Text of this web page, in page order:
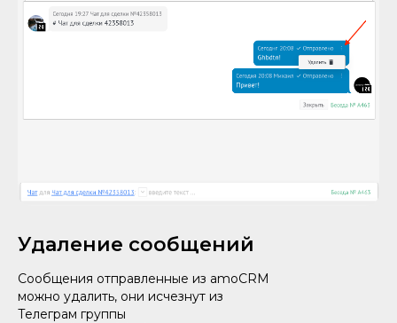
Удаление сообщений
Сообщения отправленные из amoCRM
можно удалить, они исчезнут из
Телеграм группы